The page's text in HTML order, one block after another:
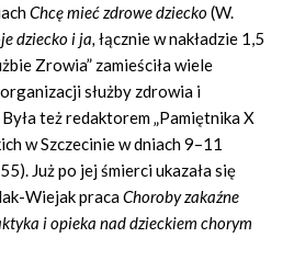
Chcę mieć zdrowe dziecko(W.
dziecko i ja,łącznie w nakładzie 1,5
Zrowia” zamieściła wiele
służby zdrowia i
też redaktorem „Pamiętnika X
w Szczecinie w dniach 9–11
Już po jej śmierci ukazała się
Wiejak pracaChoroby zakaźne
i opieka nad dzieckiem chorym